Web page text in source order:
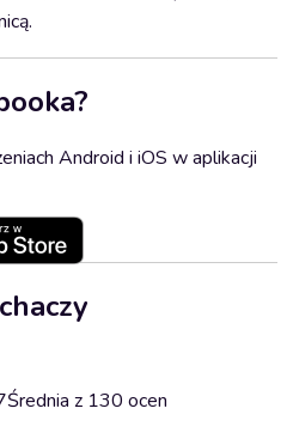
Android i iOS w aplikacji
Średnia z 130 ocen